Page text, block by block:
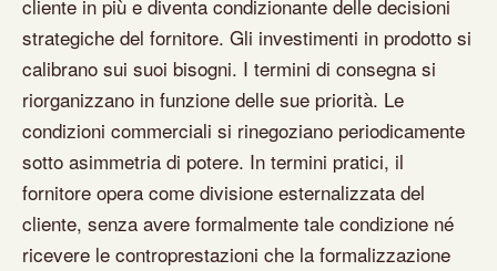
cliente in più e diventa condizionante delle decisioni
strategiche del fornitore. Gli investimenti in prodotto si
calibrano sui suoi bisogni. I termini di consegna si
riorganizzano in funzione delle sue priorità. Le
condizioni commerciali si rinegoziano periodicamente
sotto asimmetria di potere. In termini pratici, il
fornitore opera come divisione esternalizzata del
cliente, senza avere formalmente tale condizione né
ricevere le controprestazioni che la formalizzazione